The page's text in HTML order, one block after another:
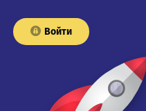
Войти